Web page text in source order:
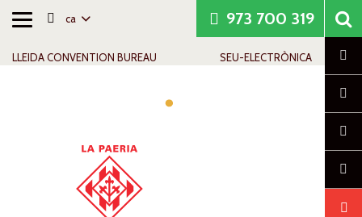
Alternar
ca
LLEIDA CONVENTION BUREAU SEU-ELECTRÒNICA
973 700 319